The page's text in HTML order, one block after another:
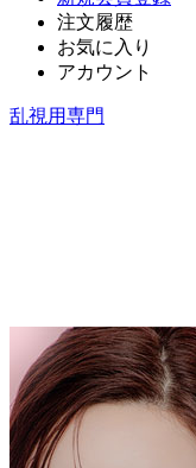
注文履歴
お気に入り
アカウント
乱視用専門